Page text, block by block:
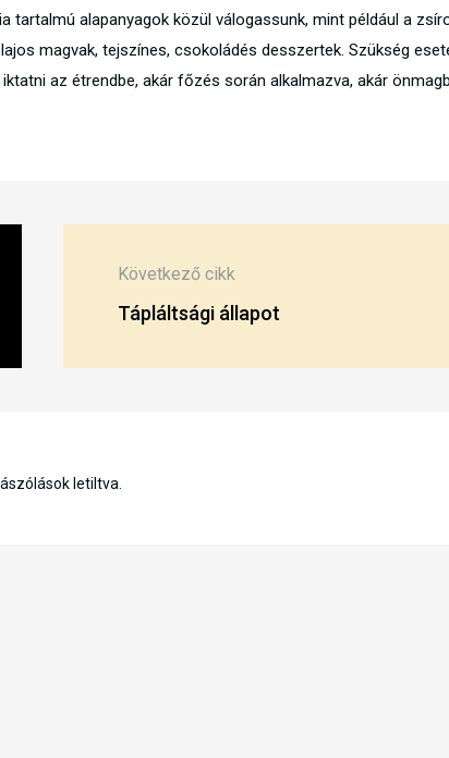
tartalmú alapanyagok közül válogassunk, mint például a
magvak, tejszínes, csokoládés desszertek. Szükség
az étrendbe, akár főzés során alkalmazva, akár
Következő cikk
Tápláltsági állapot
letiltva.